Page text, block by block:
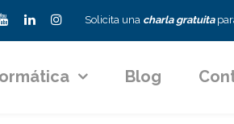
Solicita una charla gratuita
Blog